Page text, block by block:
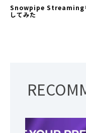
Snowpipe Streaming
してみた